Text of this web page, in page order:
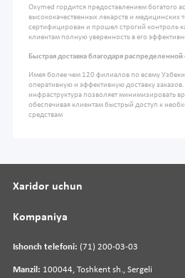
Oxymed гордится предоставлением богатого
высококачественных лекарств и медицинских
сертифицирован и прошел строгий контроль
клиентам полную уверенность в его
Быстрая доставка благодаря
Имея более чем 120 филиалов по всему
оперативную и эффективную доставку
инфраструктура позволяет минимизировать
обеспечивая клиентам быстрый доступ к
средствам
Ishonch telefoni: (71) 200-03-03
Manzil: 100044, Toshkent sh., Sergeli
Xaridor uchun
Kompaniya